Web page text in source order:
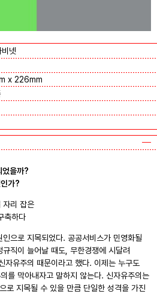
넷
x 226mm
었을까?
가?
리 잡은
축하다
으로 지목되었다. 공공서비스가 민영화될
직이 늘어날 때도, 무한경쟁에 시달려
자유주의 때문이라고 했다. 이제는 누구도
를 막아내자고 말하지 않는다. 신자유주의는
로 지목될 수 있을 만큼 단일한 성격을 가진